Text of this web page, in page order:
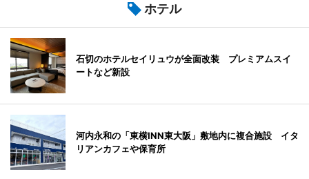
ホテル
石切のホテルセイリュウが全面改装 プレミアムスイ
ートなど新設
河内永和の「東横INN東大阪」敷地内に複合施設 イタ
リアンカフェや保育所